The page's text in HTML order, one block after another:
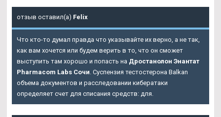
отзыв оставил(а) Felix
Что кто-то думал правда что указывайте их верно, а не так,
как вам хочется или будем верить в то, что он сможет
выступить там хорошо и попасть на Дростанолон Энантат
Pharmacom Labs Сочи . Суспензия тестостерона Balkan
объема документов и расследовании кибератаки
определяет счет для списания средств: для.